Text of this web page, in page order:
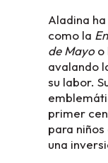
Aladina
como la
de Mayoo
avalando
su labor.
primer
para niños
una